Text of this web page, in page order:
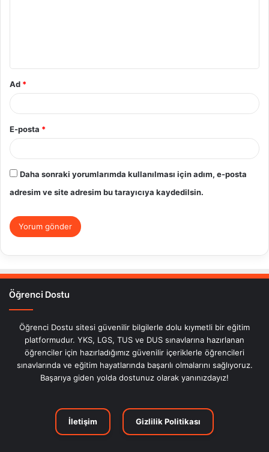
Ad *
E-posta *
Daha sonraki yorumlarımda kullanılması için adım, e-posta
adresim ve site adresim bu tarayıcıya kaydedilsin.
Öğrenci Dostu
Öğrenci Dostu sitesi güvenilir bilgilerle dolu kıymetli bir eğitim
platformudur. YKS, LGS, TUS ve DUS sınavlarına hazırlanan
öğrenciler için hazırladığımız güvenilir içeriklerle öğrencileri
sınavlarında ve eğitim hayatlarında başarılı olmalarını sağlıyoruz.
Başarıya giden yolda dostunuz olarak yanınızdayız!
İletişim Gizlilik Politikası